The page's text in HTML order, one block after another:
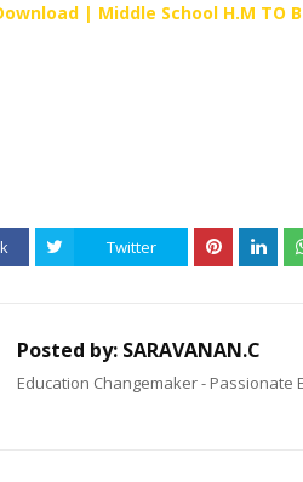
| Middle School H.M TO
Twitter
Posted by: SARAVANAN.C
Education Changemaker - Passionate